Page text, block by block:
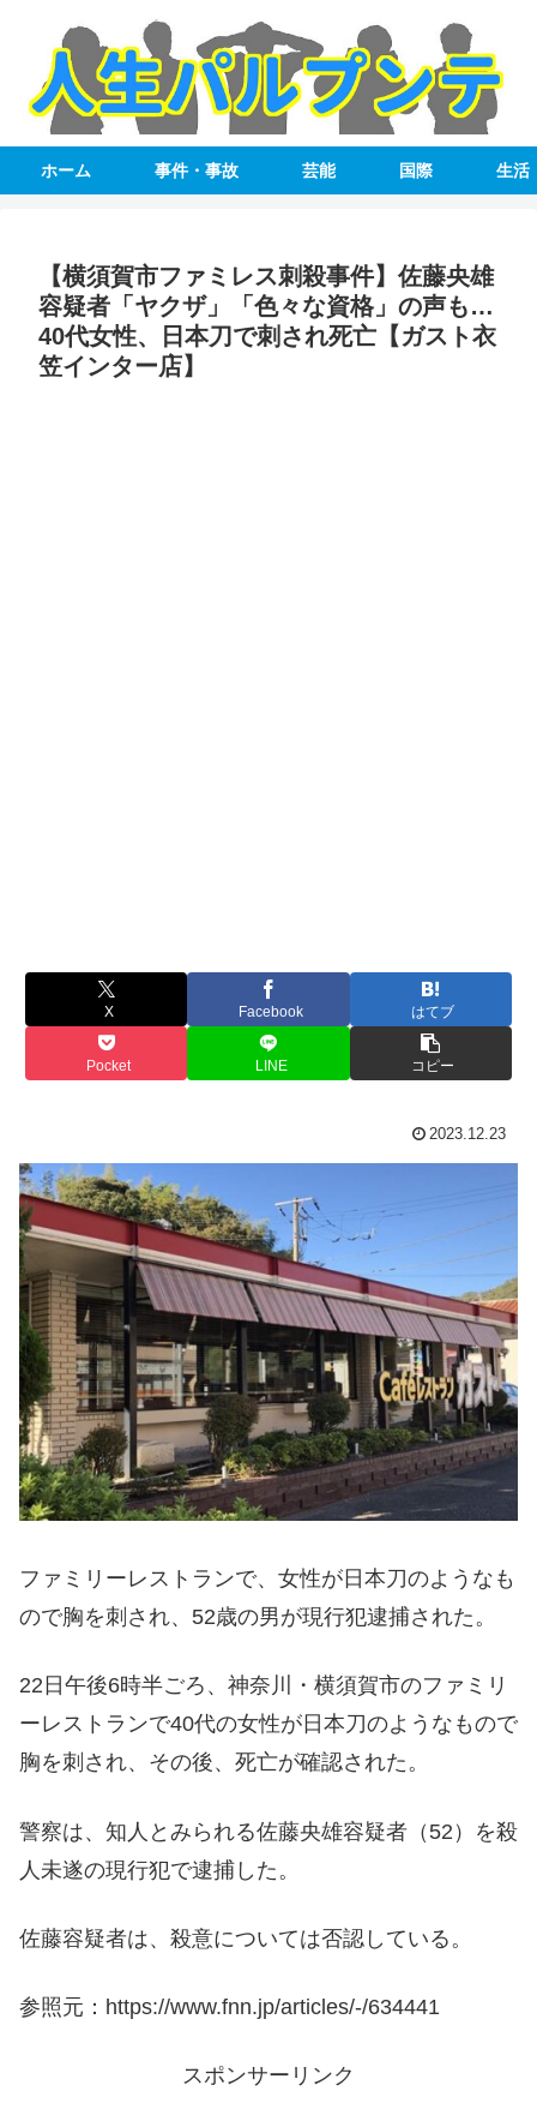
ホーム 事件・事故 芸能 国際 生活
【横須賀市ファミレス刺殺事件】佐藤央雄
容疑者「ヤクザ」「色々な資格」の声も…
40代女性、日本刀で刺され死亡【ガスト衣
笠インター店】
X Facebook はてブ
Pocket LINE コピー
2023.12.23
ファミリーレストランで、女性が日本刀のようなも
ので胸を刺され、52歳の男が現行犯逮捕された。
22日午後6時半ごろ、神奈川・横須賀市のファミリ
ーレストランで40代の女性が日本刀のようなもので
胸を刺され、その後、死亡が確認された。
警察は、知人とみられる佐藤央雄容疑者（52）を殺
人未遂の現行犯で逮捕した。
佐藤容疑者は、殺意については否認している。
参照元：https://www.fnn.jp/articles/-/634441
スポンサーリンク